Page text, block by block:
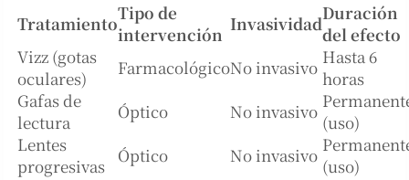
TratamientoTipo de
intervención InvasividadDuración
del efecto
Vizz (gotas
oculares)
FarmacológicoNo invasivo Hasta 6
horas
Gafas de
lectura
Óptico No invasivo (uso)
Lentes
progresivas Óptico No invasivo (uso)